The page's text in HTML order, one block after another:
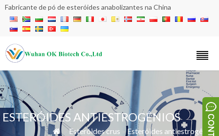
Fabricante de pó de esteróides anabolizantes na China
ESTERÓIDES ANTIESTROGÊNIOS
 »Esteróides crus »Esteróides antiestrogênios